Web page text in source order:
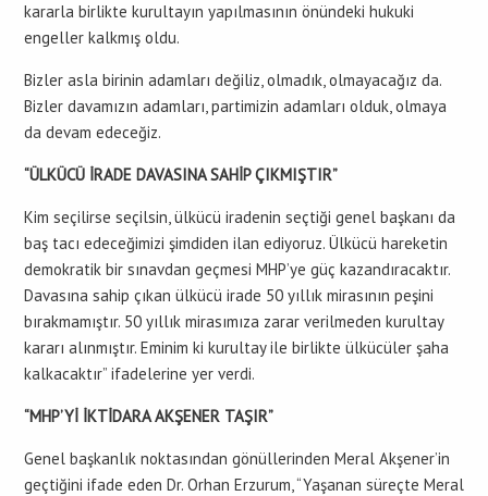
kararla birlikte kurultayın yapılmasının önündeki hukuki
engeller kalkmış oldu.
Bizler asla birinin adamları değiliz, olmadık, olmayacağız da.
Bizler davamızın adamları, partimizin adamları olduk, olmaya
da devam edeceğiz.
“ÜLKÜCÜ İRADE DAVASINA SAHİP ÇIKMIŞTIR”
Kim seçilirse seçilsin, ülkücü iradenin seçtiği genel başkanı da
baş tacı edeceğimizi şimdiden ilan ediyoruz. Ülkücü hareketin
demokratik bir sınavdan geçmesi MHP’ye güç kazandıracaktır.
Davasına sahip çıkan ülkücü irade 50 yıllık mirasının peşini
bırakmamıştır. 50 yıllık mirasımıza zarar verilmeden kurultay
kararı alınmıştır. Eminim ki kurultay ile birlikte ülkücüler şaha
kalkacaktır” ifadelerine yer verdi.
“MHP’Yİ İKTİDARA AKŞENER TAŞIR”
Genel başkanlık noktasından gönüllerinden Meral Akşener’in
geçtiğini ifade eden Dr. Orhan Erzurum, “Yaşanan süreçte Meral